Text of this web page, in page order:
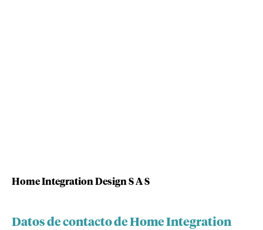
Home Integration Design S A S
Datos de contacto de Home Integration